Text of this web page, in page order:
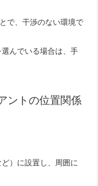
で、干渉のない環境で
んでいる場合は、手
ントの位置関係
）に設置し、周囲に